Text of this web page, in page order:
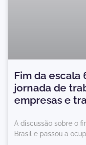
Fim da escala
jornada de
empresas e
A discussão sobre o
Brasil e passou a